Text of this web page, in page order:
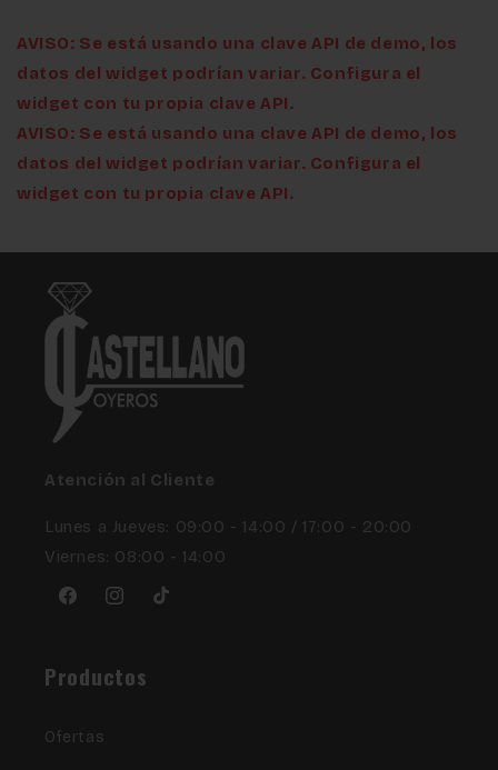
AVISO: Se está usando una clave API de demo, los
datos del widget podrían variar. Configura el
widget con tu propia clave API.
AVISO: Se está usando una clave API de demo, los
datos del widget podrían variar. Configura el
widget con tu propia clave API.
Atención al Cliente
Lunes a Jueves: 09:00 - 14:00 / 17:00 - 20:00
Viernes: 08:00 - 14:00
FacebookInstagram
TikTok
Productos
Ofertas